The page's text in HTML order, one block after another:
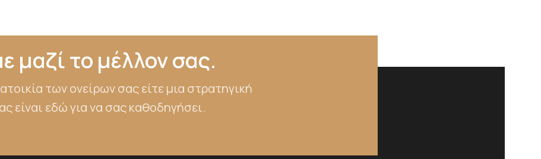
μαζί το μέλλον σας.
των ονείρων σας είτε μια στρατηγική
είναι εδώ για να σας καθοδηγήσει.